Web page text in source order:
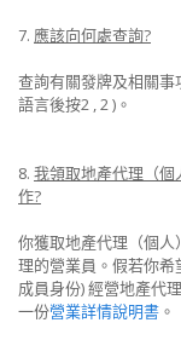
7. 應該向何處查詢?
查詢有關發牌及相關事
語言後按2 , 2 )。
8. 我領取地產代理（
作?
你獲取地產代理（個
理的營業員。假若你
成員身份) 經營地產代
一份營業詳情說明書 。